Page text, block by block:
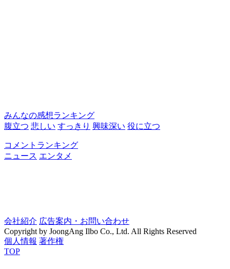
みんなの感想ランキング
腹立つ 悲しい すっきり 興味深い 役に立つ
コメントランキング
ニュース エンタメ
会社紹介 広告案内・お問い合わせ
Copyright by JoongAng Ilbo Co., Ltd. All Rights Reserved
個人情報 著作権
TOP